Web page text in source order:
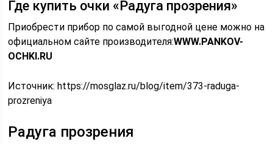
Где купить очки «Радуга прозрения»
Приобрести прибор по самой выгодной цене можно на
официальном сайте производителя:WWW.PANKOV-
OCHKI.RU
Источник:https://mosglaz.ru/blog/item/373-raduga-
prozreniya
Радуга прозрения